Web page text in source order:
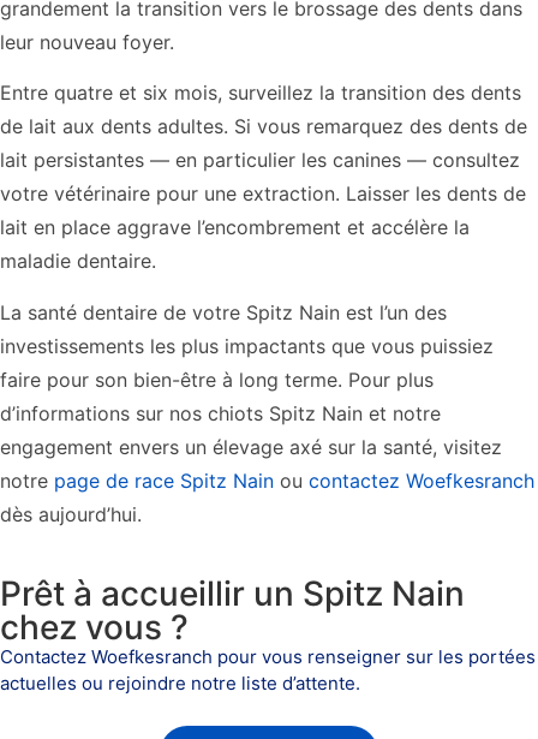
grandement la transition vers le brossage des dents dans
leur nouveau foyer.
Entre quatre et six mois, surveillez la transition des dents
de lait aux dents adultes. Si vous remarquez des dents de
lait persistantes — en particulier les canines — consultez
votre vétérinaire pour une extraction. Laisser les dents de
lait en place aggrave l’encombrement et accélère la
maladie dentaire.
La santé dentaire de votre Spitz Nain est l’un des
investissements les plus impactants que vous puissiez
faire pour son bien-être à long terme. Pour plus
d’informations sur nos chiots Spitz Nain et notre
engagement envers un élevage axé sur la santé, visitez
notre page de race Spitz Nain ou contactez Woefkesranch
dès aujourd’hui.
Prêt à accueillir un Spitz Nain
chez vous ?
Contactez Woefkesranch pour vous renseigner sur les portées
actuelles ou rejoindre notre liste d’attente.